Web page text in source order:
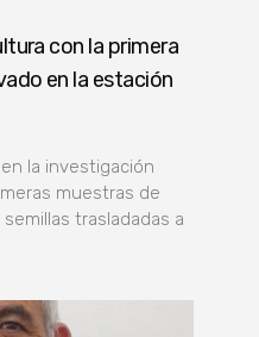
con la primera
en la estación
la investigación
muestras de
trasladadas a